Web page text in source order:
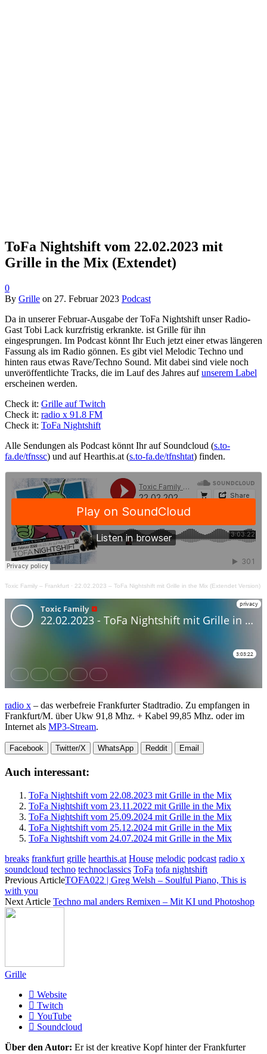
ToFa Nightshift vom 22.02.2023 mit
Grille in the Mix (Extendet)
0
By Grille on 27. Februar 2023 Podcast
Da in unserer Februar-Ausgabe der ToFa Nightshift unser Radio-
Gast Tobi Lack kurzfristig erkrankte. ist Grille für ihn
eingesprungen. Im Podcast könnt Ihr Euch jetzt einer etwas längeren
Fassung als im Radio gönnen. Es gibt viel Melodic Techno und
hinten raus etwas Rave/Techno Sound. Mit dabei sind viele noch
unveröffentlichte Tracks, die im Lauf des Jahres aufunserem Label
erscheinen werden.
Check it: Grille auf Twitch
Check it: radio x 91.8 FM
Check it: ToFa Nightshift
Alle Sendungen als Podcast könnt Ihr auf Soundcloud (s.to-
fa.de/tfnssc) und auf Hearthis.at (s.to-fa.de/tfnshtat) finden.
Toxic Family – Frankfurt · 22.02.2023 – ToFa Nightshift mit Grille in the Mix (Extendet Version)
radio x – das werbefreie Frankfurter Stadtradio. Zu empfangen in
Frankfurt/M. über Ukw 91,8 Mhz. + Kabel 99,85 Mhz. oder im
Internet als MP3-Stream.
Facebook Twitter/X WhatsApp Reddit Email
Auch interessant:
ToFa Nightshift vom 22.08.2023 mit Grille in the Mix
ToFa Nightshift vom 23.11.2022 mit Grille in the Mix
ToFa Nightshift vom 25.09.2024 mit Grille in the Mix
ToFa Nightshift vom 25.12.2024 mit Grille in the Mix
ToFa Nightshift vom 24.07.2024 mit Grille in the Mix
breaks frankfurt grille hearthis.at House melodic podcast radio x
soundcloud techno technoclassics ToFa tofa nightshift
Previous ArticleTOFA022 | Greg Welsh – Soulful Piano, This is
with you
Next Article Techno mal anders Remixen – Mit KI und Photoshop
Grille
Website
Twitch
YouTube
Soundcloud
Über den Autor: Er ist der kreative Kopf hinter der Frankfurter